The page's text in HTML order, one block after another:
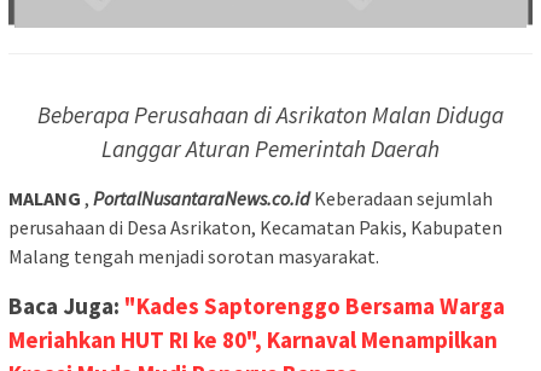
Beberapa Perusahaan di Asrikaton Malan Diduga
Langgar Aturan Pemerintah Daerah
MALANG , PortalNusantaraNews.co.idKeberadaan sejumlah
perusahaan di Desa Asrikaton, Kecamatan Pakis, Kabupaten
Malang tengah menjadi sorotan masyarakat.
Baca Juga: "Kades Saptorenggo Bersama Warga
Meriahkan HUT RI ke 80", Karnaval Menampilkan